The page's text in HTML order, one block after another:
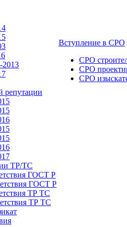
репутации
ТР/ТС
ГОСТ Р
ГОСТ Р
ТР ТС
ТР ТС
Вступление в СРО
СРО
СРО
СРО